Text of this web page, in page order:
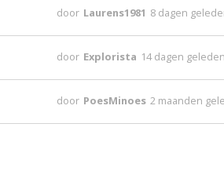
door Laurens1981 8 dagen
door Explorista 14 dagen geleden
door PoesMinoes 2 maanden